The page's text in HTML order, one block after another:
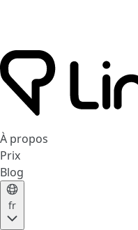
À propos
Prix
Blog
fr